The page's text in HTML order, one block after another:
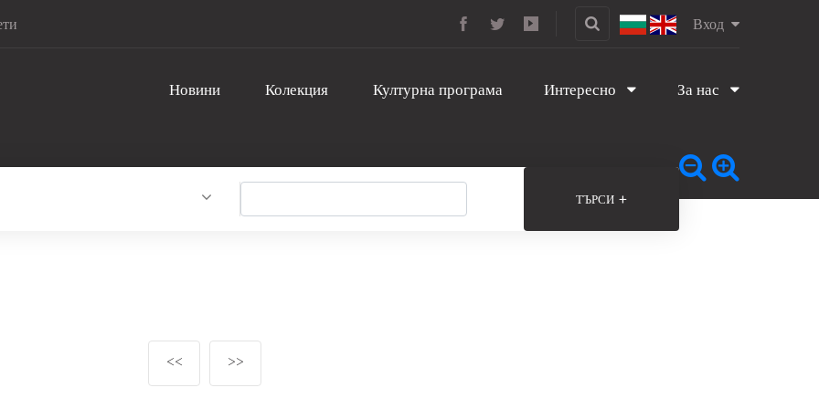
Вход
Новини Колекция Културна програма Интересно За нас
ТЪРСИ +
<< >>